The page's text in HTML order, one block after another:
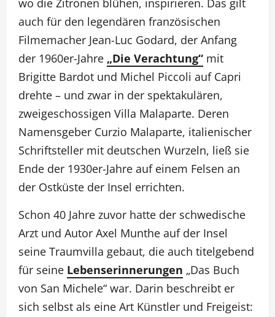
wo die Zitronen blühen, inspirieren. Das gilt
auch für den legendären französischen
Filmemacher Jean-Luc Godard, der Anfang
der 1960er-Jahre „Die Verachtung“ mit
Brigitte Bardot und Michel Piccoli auf Capri
drehte – und zwar in der spektakulären,
zweigeschossigen Villa Malaparte. Deren
Namensgeber Curzio Malaparte, italienischer
Schriftsteller mit deutschen Wurzeln, ließ sie
Ende der 1930er-Jahre auf einem Felsen an
der Ostküste der Insel errichten.
Schon 40 Jahre zuvor hatte der schwedische
Arzt und Autor Axel Munthe auf der Insel
seine Traumvilla gebaut, die auch titelgebend
für seine Lebenserinnerungen „Das Buch
von San Michele“ war. Darin beschreibt er
sich selbst als eine Art Künstler und Freigeist: